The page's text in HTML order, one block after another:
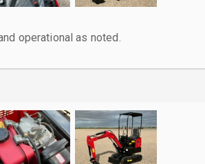
operational as noted.